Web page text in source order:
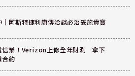
阿斯特捷利康傳洽談必治妥施貴寶
信業！Verizon上修全年財測 拿下
約